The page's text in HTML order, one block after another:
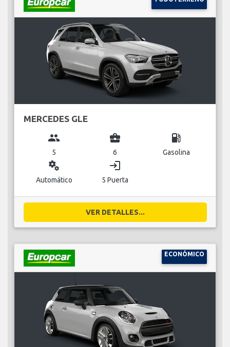
MERCEDES GLE
group
5
business_center
6
local_gas_station
Gasolina
miscellaneous_services
Automático
login
5 Puerta
VER DETALLES...
ECONÓMICO